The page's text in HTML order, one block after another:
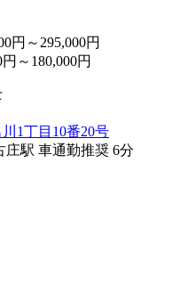
円～295,000円
～180,000円
1丁目10番20号
駅 車通勤推奨 6分